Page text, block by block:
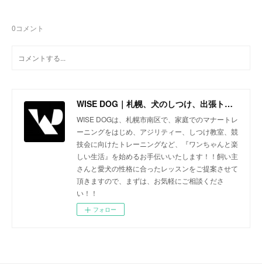
0コメント
WISE DOG｜札幌、犬のしつけ、出張トレーニング、しつけ教室、アジリティー、ドッグトレーニング
WISE DOGは、札幌市南区で、家庭でのマナートレ
ーニングをはじめ、アジリティー、しつけ教室、競
技会に向けたトレーニングなど、『ワンちゃんと楽
しい生活』を始めるお手伝いいたします！！飼い主
さんと愛犬の性格に合ったレッスンをご提案させて
頂きますので、まずは、お気軽にご相談くださ
い！！
フォロー